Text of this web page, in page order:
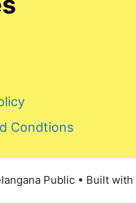
Condtions
Public • Built with